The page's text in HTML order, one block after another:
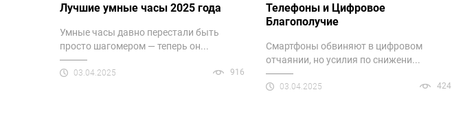
Лучшие умные часы 2025 года
Умные часы давно перестали быть
просто шагомером — теперь он...
03.04.2025 916
Телефоны и Цифровое
Благополучие
Смартфоны обвиняют в цифровом
отчаянии, но усилия по снижени...
03.04.2025 424